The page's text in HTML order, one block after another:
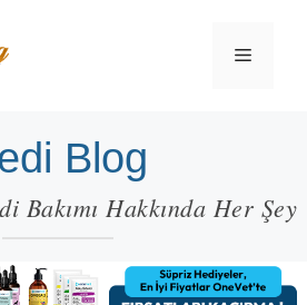
Menü
Blog
Bakımı Hakkında Her Şey